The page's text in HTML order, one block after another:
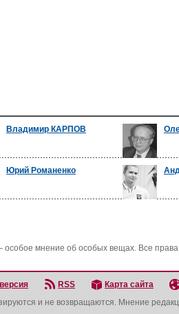
Владимир КАРПОВ
Юрий Романенко
особое мнение об особых вещах. Все
RSS Карта сайта
и не возвращаются. Мнение